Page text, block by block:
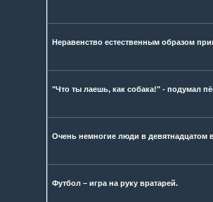
Неравенство естественным образом
"Что ты лаешь, как собака!" - подумал
Очень немногие люди в девятнадцатом
Футбол – игра на руку вратарей.